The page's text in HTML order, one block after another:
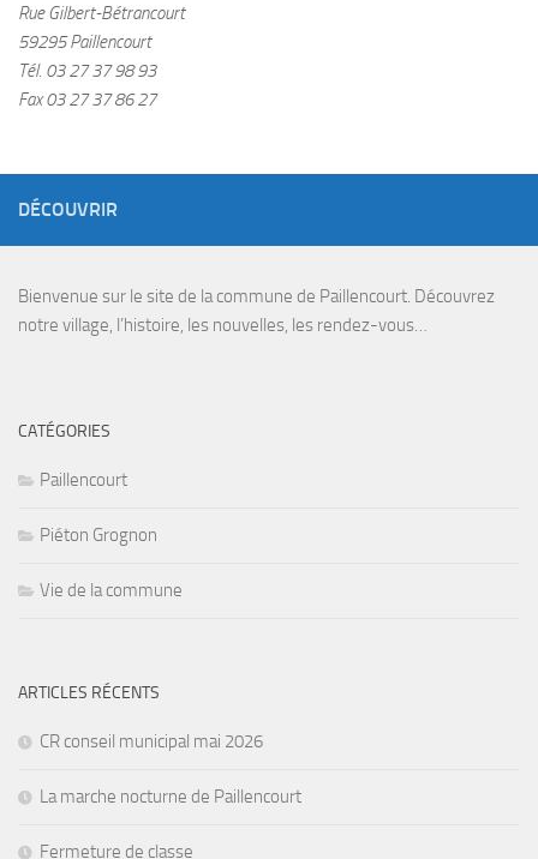
Rue Gilbert-Bétrancourt
59295 Paillencourt
Tél. 03 27 37 98 93
Fax 03 27 37 86 27
DÉCOUVRIR
Bienvenue sur le site de la commune de Paillencourt. Découvrez
notre village, l’histoire, les nouvelles, les rendez-vous…
CATÉGORIES
Paillencourt
Piéton Grognon
Vie de la commune
ARTICLES RÉCENTS
CR conseil municipal mai 2026
La marche nocturne de Paillencourt
Fermeture de classe